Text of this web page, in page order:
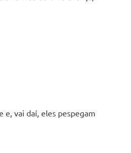
e, vai daí, eles pespegam